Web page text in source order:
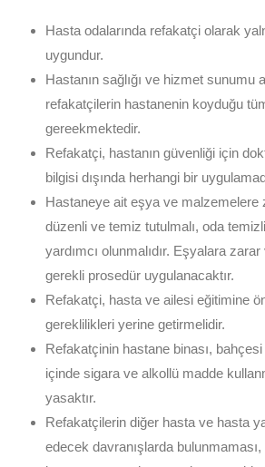
Hasta odalarında refakatçi olarak
uygundur.
Hastanın sağlığı ve hizmet sunumu
refakatçilerin hastanenin koyduğu
gereekmektedir.
Refakatçi, hastanın güvenliği için
bilgisi dışında herhangi bir
Hastaneye ait eşya ve malzemelere
düzenli ve temiz tutulmalı, oda
yardımcı olunmalıdır. Eşyalara
gerekli prosedür uygulanacaktır.
Refakatçi, hasta ve ailesi eğitimine
gereklilikleri yerine getirmelidir.
Refakatçinin hastane binası, bahçesi
içinde sigara ve alkollü madde
yasaktır.
Refakatçilerin diğer hasta ve hasta
edecek davranışlarda